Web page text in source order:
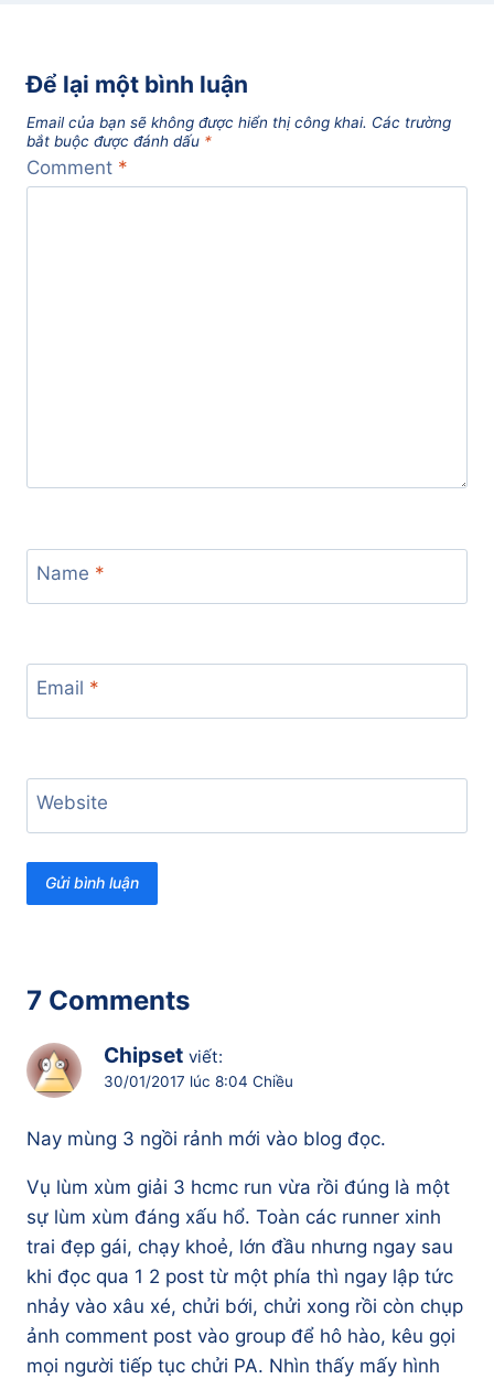
Để lại một bình luận
Email của bạn sẽ không được hiển thị công khai. Các trường
bắt buộc được đánh dấu *
Comment *
Name *
Email *
Website
7 Comments
Chipset viết:
30/01/2017 lúc 8:04 Chiều
Nay mùng 3 ngồi rảnh mới vào blog đọc.
Vụ lùm xùm giải 3 hcmc run vừa rồi đúng là một
sự lùm xùm đáng xấu hổ. Toàn các runner xinh
trai đẹp gái, chạy khoẻ, lớn đầu nhưng ngay sau
khi đọc qua 1 2 post từ một phía thì ngay lập tức
nhảy vào xâu xé, chửi bới, chửi xong rồi còn chụp
ảnh comment post vào group để hô hào, kêu gọi
mọi người tiếp tục chửi PA. Nhìn thấy mấy hình